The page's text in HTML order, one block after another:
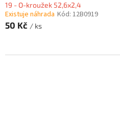
19 - O-kroužek 52,6x2,4
Existuje náhrada Kód: 12B0919
50 Kč / ks